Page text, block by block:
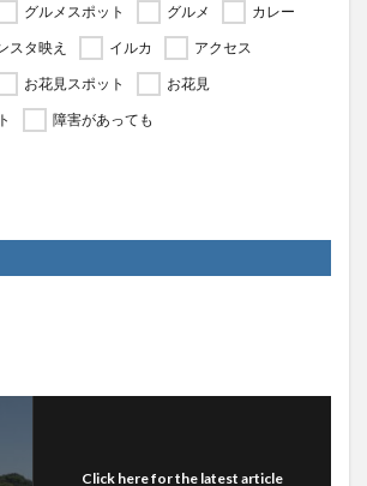
グルメスポット グルメ
カレー
スタ映え イルカ
アクセス
お花見スポット
お花見
障害があっても
Click here for the latest article